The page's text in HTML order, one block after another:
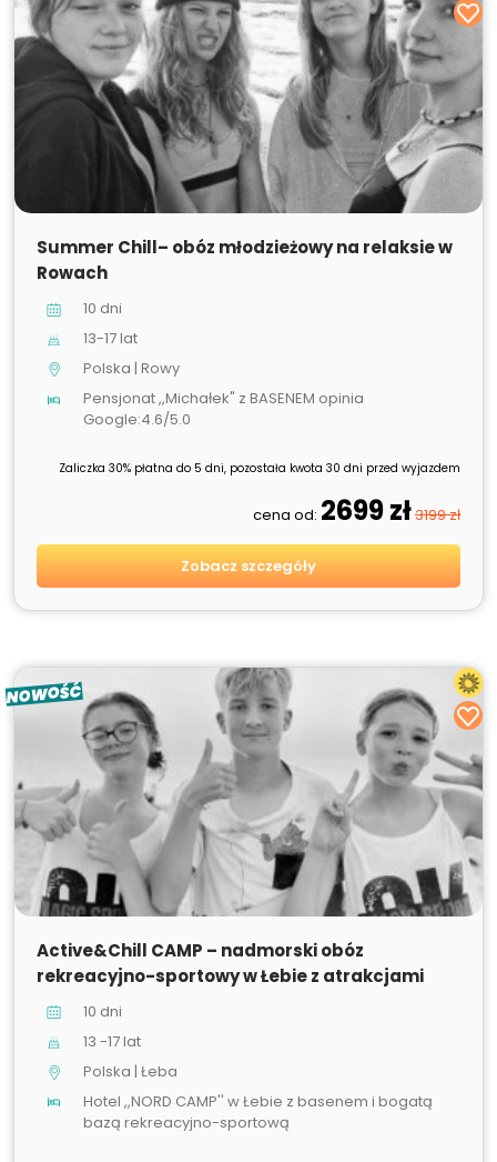
SPRZEDANE
Summer Chill– obóz młodzieżowy na relaksie w
Rowach
10 dni
13-17 lat
Polska | Rowy
Pensjonat ,,Michałek" z BASENEM opinia
Google:4.6/5.0
Zaliczka 30% płatna do 5 dni, pozostała kwota 30 dni przed wyjazdem
cena od: 2699 zł3199 zł
Zobacz szczegóły
NOWOŚĆ
SPRZEDANE
Active&Chill CAMP – nadmorski obóz
rekreacyjno-sportowy w Łebie z atrakcjami
10 dni
13 -17 lat
Polska | Łeba
Hotel ,,NORD CAMP'' w Łebie z basenem i bogatą
bazą rekreacyjno-sportową